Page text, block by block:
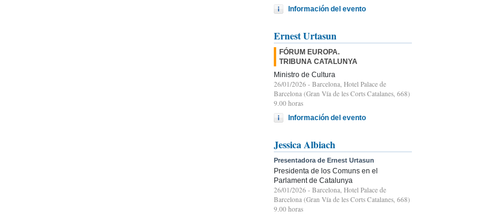
Información del evento
Ernest Urtasun
FÓRUM EUROPA.
TRIBUNA CATALUNYA
Ministro de Cultura
26/01/2026 - Barcelona, Hotel Palace de
Barcelona (Gran Vía de les Corts Catalanes, 668)
9.00 horas
Información del evento
Jessica Albiach
Presentadora de Ernest Urtasun
Presidenta de los Comuns en el
Parlament de Catalunya
26/01/2026 - Barcelona, Hotel Palace de
Barcelona (Gran Vía de les Corts Catalanes, 668)
9.00 horas